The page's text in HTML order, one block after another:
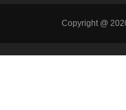
Copyright @